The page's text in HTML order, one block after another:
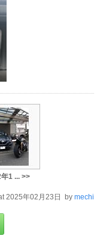
1 ... >>
2025年02月23日 by mechi